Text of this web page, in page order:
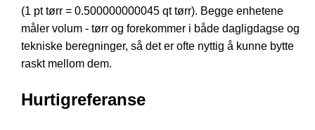
(1 pt tørr = 0.500000000045 qt tørr). Begge enhetene
måler volum - tørr og forekommer i både dagligdagse og
tekniske beregninger, så det er ofte nyttig å kunne bytte
raskt mellom dem.
Hurtigreferanse